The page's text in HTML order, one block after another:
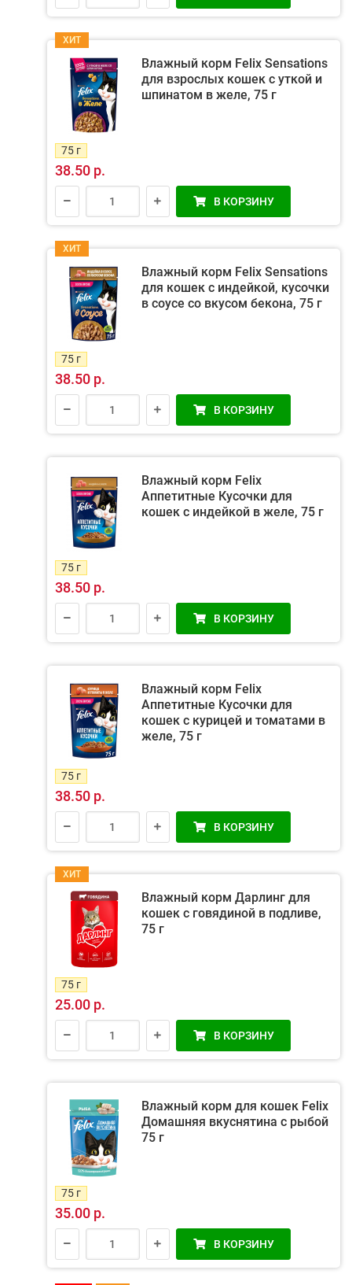
ХИТ
Влажный корм Felix Sensations
для взрослых кошек с уткой и
шпинатом в желе, 75 г
75 г
38.50 р.
В КОРЗИНУ
ХИТ
Влажный корм Felix Sensations
для кошек с индейкой, кусочки
в соусе со вкусом бекона, 75 г
75 г
38.50 р.
В КОРЗИНУ
Влажный корм Felix
Аппетитные Кусочки для
кошек с индейкой в желе, 75 г
75 г
38.50 р.
В КОРЗИНУ
Влажный корм Felix
Аппетитные Кусочки для
кошек с курицей и томатами в
желе, 75 г
75 г
38.50 р.
В КОРЗИНУ
ХИТ
Влажный корм Дарлинг для
кошек с говядиной в подливе,
75 г
75 г
25.00 р.
В КОРЗИНУ
Влажный корм для кошек Felix
Домашняя вкуснятина с рыбой
75 г
75 г
35.00 р.
В КОРЗИНУ